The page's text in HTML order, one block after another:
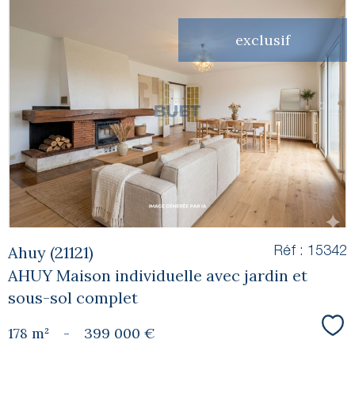
exclusif
voir le
bien
Ahuy (21121)
AHUY Maison individuelle avec jardin et
sous-sol complet
Réf : 15342
178 m² - 399 000 €